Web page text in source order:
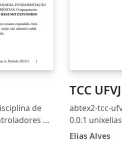
de
da
TCC
abtex2-tcc-
0.0.1
abnTeX2
Elias Alves